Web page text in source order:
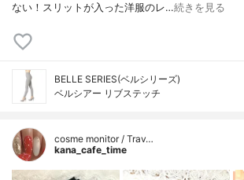
ない！スリットが入った洋服のレ…続きを見る
BELLE SERIES(ベルシリーズ)
ベルシアー リブステッチ
cosme monitor / Trav…
kana_cafe_time